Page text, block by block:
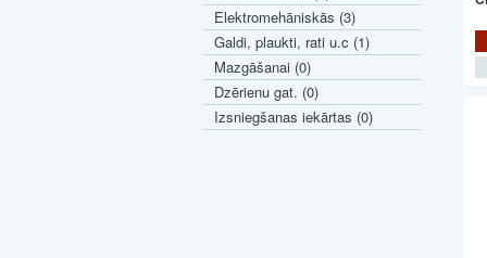
Elektromehāniskās (3)
Galdi, plaukti, rati u.c (1)
Mazgāšanai (0)
Dzērienu gat. (0)
Izsniegšanas iekārtas (0)